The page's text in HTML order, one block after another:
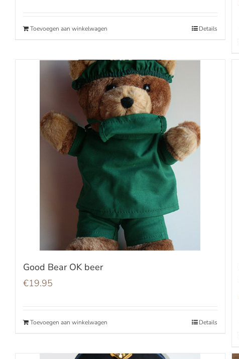
Toevoegen aan winkelwagen Details
Good Bear OK beer
€19.95
Toevoegen aan winkelwagen Details